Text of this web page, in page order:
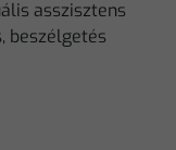
asszisztens
beszélgetés